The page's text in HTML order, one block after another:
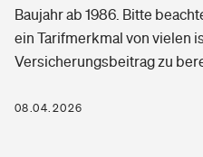
Arbeitsrechtsschutz
Berufshaftpflichtversicherung
Zur Übersicht
Pri­vate Haft­pflicht­
Gesundheit
Private Krankenversicherung
Baujahr ab 1986. Bitte
ein Tarifmerkmal von vielen
Versicherungsbeitrag zu
08.04.2026